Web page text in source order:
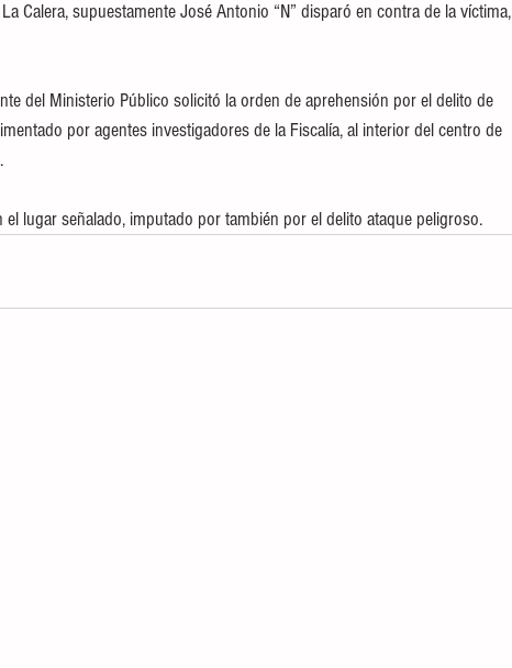
Calera, supuestamente José Antonio “N” disparó en contra de la víctima,
del Ministerio Público solicitó la orden de aprehensión por el delito de
por agentes investigadores de la Fiscalía, al interior del centro de
lugar señalado, imputado por también por el delito ataque peligroso.